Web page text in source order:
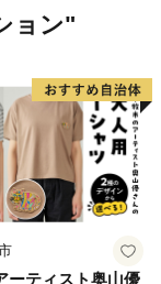
いた場合、通
。
ーバー障害など
ありますので、
ていただくかお
ョン"
ーティスト奥山優